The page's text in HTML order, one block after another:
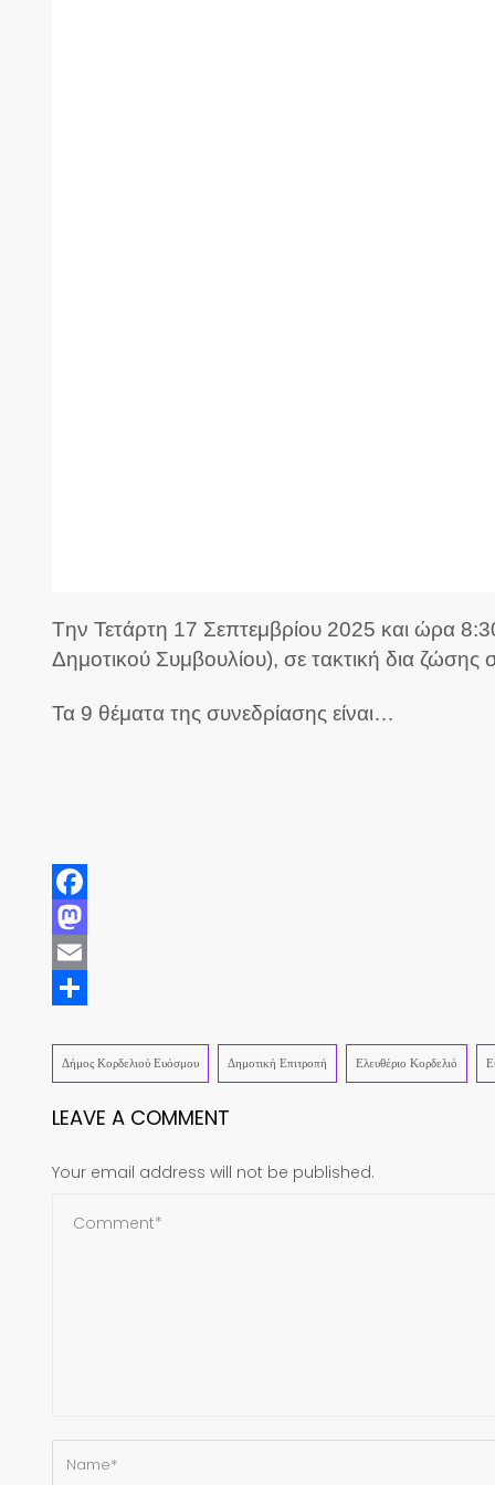
Tην Τετάρτη 17 Σεπτεμβρίου 2025 και ώρα
Δημοτικού Συμβουλίου), σε τακτική δια ζώσης
Τα 9 θέματα της συνεδρίασης είναι…
Facebook
Mastodon
Email
Δήμος Κορδελιού Ευόσμου Δημοτική Επιτροπή Ελευθέριο Κορδελιό
LEAVE A COMMENT
Your email address will not be published.